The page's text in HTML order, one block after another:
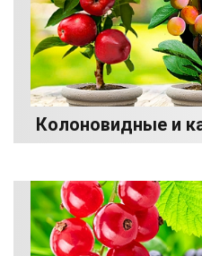
Колоновидные и